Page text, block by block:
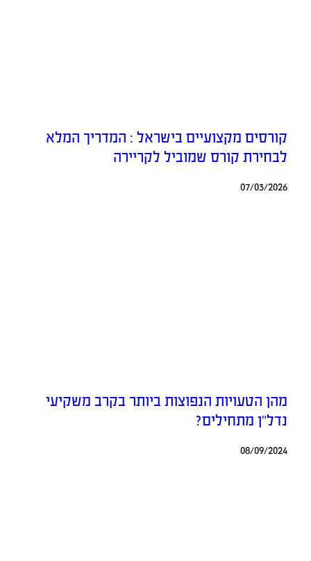
קורסים מקצועיים בישראל : המדריך המלא
לבחירת קורס שמוביל לקריירה
07/03/2026
מהן הטעויות הנפוצות ביותר בקרב משקיעי
נדל”ן מתחילים?
08/09/2024